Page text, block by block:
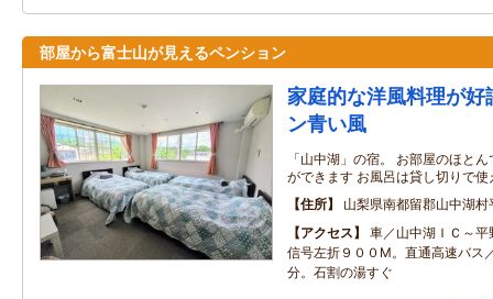
部屋から富士山が見えるペンション
家庭的な洋風料理が
ン青い風
「山中湖」の宿。 お部屋のほと
ができます お風呂は貸し切りで使
住所
山梨県南都留郡山中湖
アクセス
車／山中湖ＩＣ～
信号左折９００M。直通高速バス
分。石割の湯すぐ